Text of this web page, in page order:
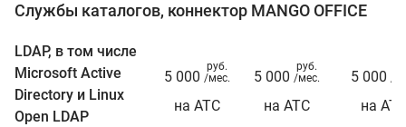
Службы каталогов, коннектор MANGO OFFICE
LDAP, в том числе
Microsoft Active
Directory и Linux
Open LDAP
5 000
руб.
/мес.
на АТС
5 000
руб.
/мес.
на АТС
5 000 /
на АТС